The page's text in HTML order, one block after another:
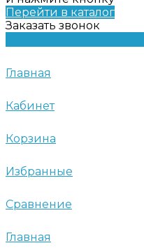
Перейти в каталог
Заказать звонок
Главная
Кабинет
Корзина
Избранные
Сравнение
Главная